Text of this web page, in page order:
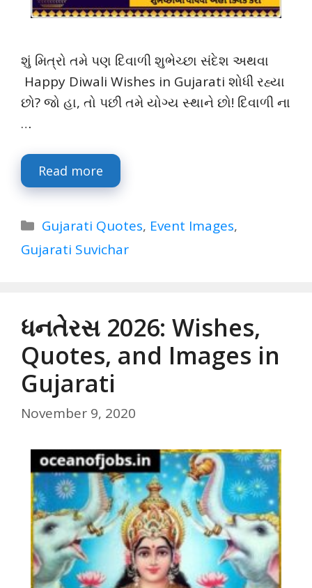
શું મિત્રો તમે પણ દિવાળી શુભેચ્છા સંદેશ અથવા
Happy Diwali Wishes in Gujarati શોધી રહ્યા
છો? જો હા, તો પછી તમે યોગ્ય સ્થાને છો! દિવાળી ના
…
Read more
Categories
Gujarati Quotes, Event Images,
Gujarati Suvichar
ધનતેરસ 2026: Wishes,
Quotes, and Images in
Gujarati
November 9, 2020